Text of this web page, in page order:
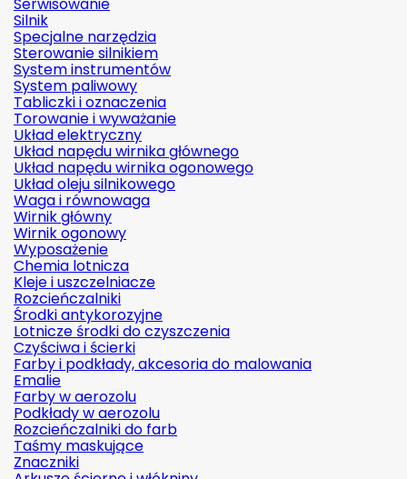
Silnik
Specjalne narzędzia
Sterowanie silnikiem
System instrumentów
System paliwowy
Tabliczki i oznaczenia
Torowanie i wyważanie
Układ elektryczny
Układ napędu wirnika głównego
Układ napędu wirnika ogonowego
Układ oleju silnikowego
Waga i równowaga
Wirnik główny
Wirnik ogonowy
Wyposażenie
Chemia lotnicza
Kleje i uszczelniacze
Rozcieńczalniki
Środki antykorozyjne
Lotnicze środki do czyszczenia
Czyściwa i ścierki
Farby i podkłady, akcesoria do malowania
Emalie
Farby w aerozolu
Podkłady w aerozolu
Rozcieńczalniki do farb
Taśmy maskujące
Znaczniki